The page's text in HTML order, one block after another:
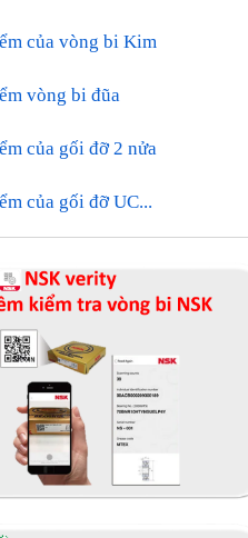
của vòng bi Kim
vòng bi đũa
của gối đỡ 2 nửa
của gối đỡ UC...